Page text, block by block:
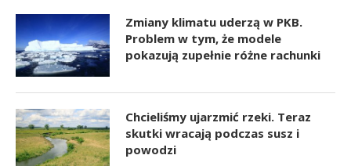
Zmiany klimatu uderzą w PKB.
Problem w tym, że modele
pokazują zupełnie różne rachunki
Chcieliśmy ujarzmić rzeki. Teraz
skutki wracają podczas susz i
powodzi